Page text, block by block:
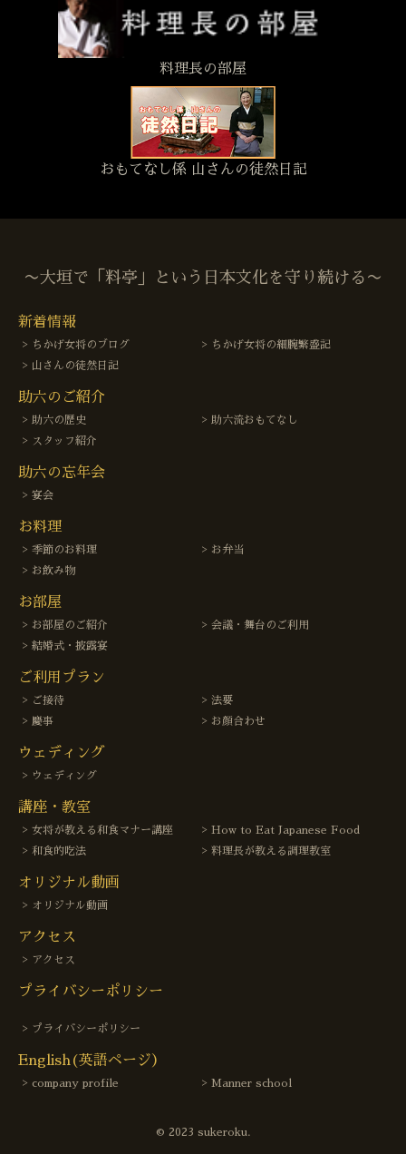
料理長の部屋
おもてなし係 山さんの徒然日記
〜大垣で「料亭」という日本文化を守り続ける〜
新着情報
ちかげ女将のブログ
ちかげ女将の細腕繁盛記
山さんの徒然日記
助六のご紹介
助六の歴史
助六流おもてなし
スタッフ紹介
助六の忘年会
宴会
お料理
季節のお料理
お弁当
お飲み物
お部屋
お部屋のご紹介
会議・舞台のご利用
結婚式・披露宴
ご利用プラン
ご接待
法要
慶事
お顔合わせ
ウェディング
ウェディング
講座・教室
女将が教える和食マナー講座
How to Eat Japanese Food
和食的吃法
料理長が教える調理教室
オリジナル動画
オリジナル動画
アクセス
アクセス
プライバシーポリシー
プライバシーポリシー
English(英語ページ）
company profile Manner school
© 2023 sukeroku.